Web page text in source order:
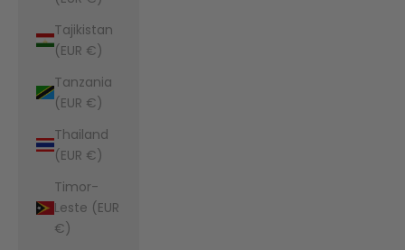
Tajikistan
(EUR €)
Tanzania
(EUR €)
Thailand
(EUR €)
Timor-
Leste (EUR
€)